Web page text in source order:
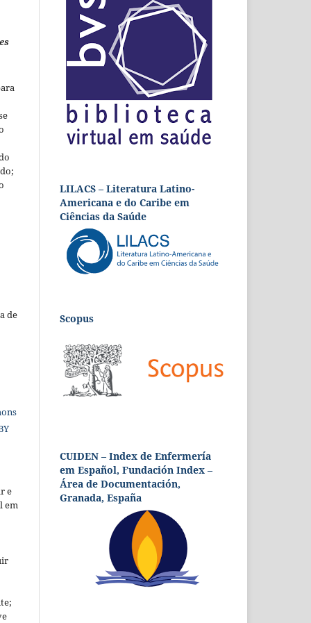
de
e
em
LILACS – Literatura Latino-
Americana e do Caribe em
Ciências da Saúde
Scopus
CUIDEN – Index de Enfermería
em Español, Fundación Index –
Área de Documentación,
Granada, España